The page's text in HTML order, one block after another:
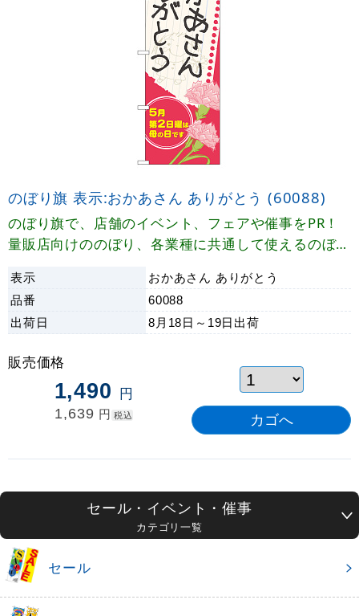
のぼり旗 表示:おかあさん ありがとう (60088)
のぼり旗で、店舗のイベント、フェアや催事をPR！
量販店向けののぼり、各業種に共通して使えるのぼり
表示
おかあさん ありがとう
品番
60088
出荷日 8月18日～19日 出荷
販売価格
1,490 円
1,639 円 税込
セール・イベント・催事
カテゴリ一覧
セール